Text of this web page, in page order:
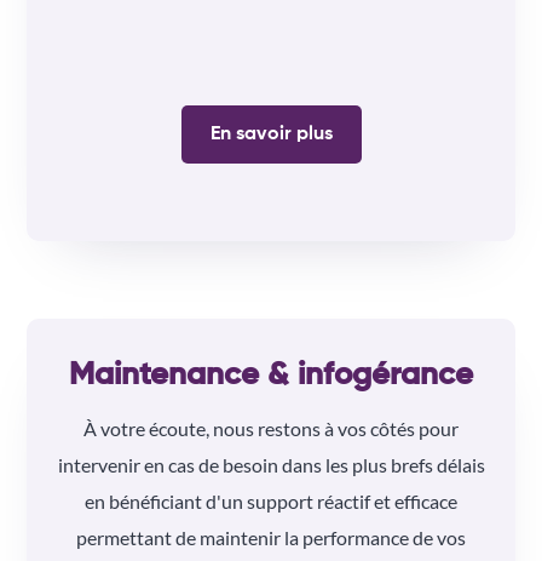
En savoir plus
Maintenance & infogérance
À votre écoute, nous restons à vos côtés pour
intervenir en cas de besoin dans les plus brefs délais
en bénéficiant d'un support réactif et efficace
permettant de maintenir la performance de vos